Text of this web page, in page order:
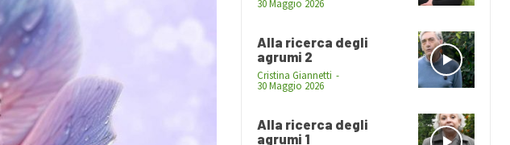
30 Maggio 2026
Alla ricerca degli
agrumi 2
Cristina Giannetti -
30 Maggio 2026
Alla ricerca degli
agrumi 1